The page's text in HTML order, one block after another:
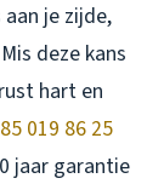
je zijde,
deze kans
hart en
019 86 25
jaar garantie